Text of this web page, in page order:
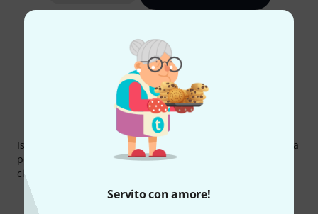
Servito con amore!
Thomann Newsletter
Iscriviti alla newsletter di Thomann, e con un po' di fortuna
potrai vincere uno dei 50 buoni del valore di 50 euro
ciascuno!
Contributi d'ispirazione